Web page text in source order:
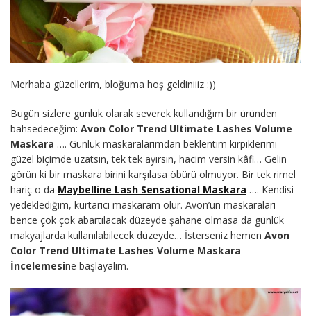
Merhaba güzellerim, bloğuma hoş geldiniiiz :))
Bugün sizlere günlük olarak severek kullandığım bir üründen
bahsedeceğim: Avon Color Trend Ultimate Lashes Volume
Maskara …. Günlük maskaralarımdan beklentim kirpiklerimi
güzel biçimde uzatsın, tek tek ayırsın, hacim versin kâfi… Gelin
görün ki bir maskara birini karşılasa öbürü olmuyor. Bir tek rimel
hariç o da Maybelline Lash Sensational Maskara …. Kendisi
yedeklediğim, kurtarıcı maskaram olur. Avon’un maskaraları
bence çok çok abartılacak düzeyde şahane olmasa da günlük
makyajlarda kullanılabilecek düzeyde… İsterseniz hemen Avon
Color Trend Ultimate Lashes Volume Maskara
İncelemesine başlayalım.